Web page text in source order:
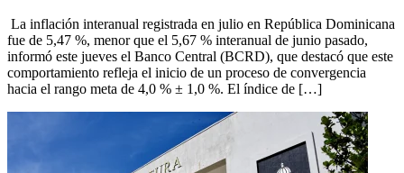
La inflación interanual registrada en julio en República Dominicana
fue de 5,47 %, menor que el 5,67 % interanual de junio pasado,
informó este jueves el Banco Central (BCRD), que destacó que este
comportamiento refleja el inicio de un proceso de convergencia
hacia el rango meta de 4,0 % ± 1,0 %. El índice de […]